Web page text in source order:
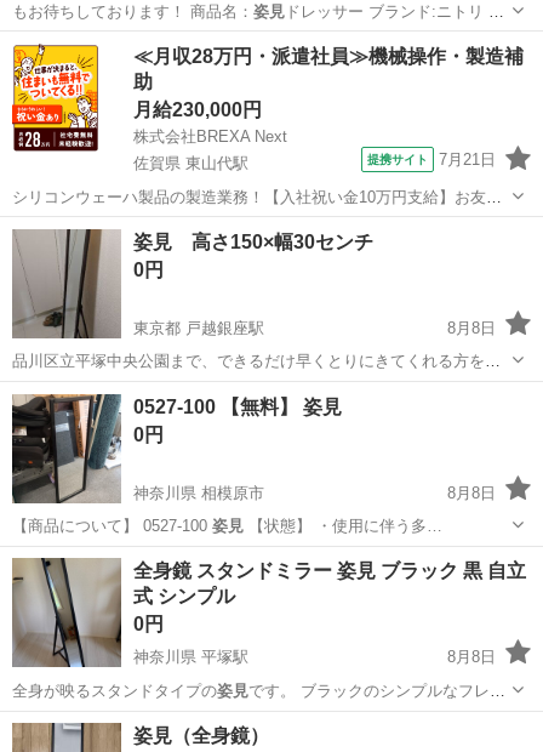
もお待ちしております！ 商品名： 姿見ドレッサー ブランド:ニトリ カ
ラ…
大阪 寝屋川市 ドレッサー
≪月収28万円・派遣社員≫機械操作・製造補
助
月給230,000円
株式会社BREXA Next
佐賀県 東山代駅
提携サイト 7月21日
シリコンウェーハ製品の製造業務！【入社祝い金10万円支給】お友達
やカップルとの応募OK◎年間休日129日＆休出なしでプライベート充
実♪業務はクリーンルームで快適作業◎自社正社員登用制度あり★1食
300円～の格安食堂あり！《佐...
佐賀 伊万里市 東山代駅 その他
姿見 高さ150×幅30センチ
0円
東京都 戸越銀座駅
8月8日
品川区立平塚中央公園まで、できるだけ早くとりにきてくれる方を優
先させていただきます。 よろしくお願いします。
東京 品川区 戸越銀座駅 ミラー/鏡
0527-100 【無料】 姿見
0円
神奈川県 相模原市
8月8日
【商品について】 0527-100 姿見 【状態】 ・使用に伴う多…
神奈川 相模原市 ミラー/鏡 リユース
全身鏡 スタンドミラー 姿見 ブラック 黒 自立
式 シンプル
0円
神奈川県 平塚駅
8月8日
全身が映るスタンドタイプの姿見です。 ブラックのシンプルなフレー
ムで…
神奈川 茅ヶ崎市 平塚駅
姿見（全身鏡）